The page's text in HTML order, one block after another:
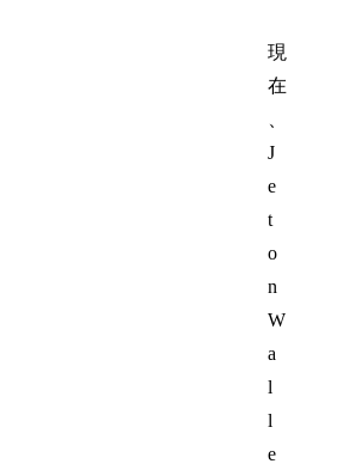
現
在
、
J
e
t
o
n
W
a
l
l
e